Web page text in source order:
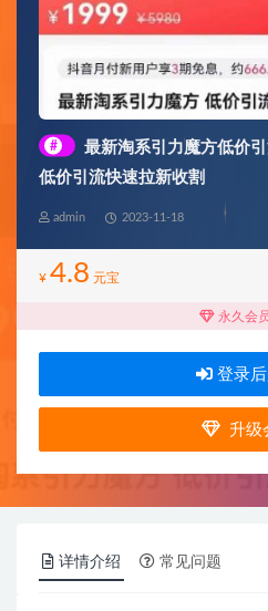
#
最新淘系引力魔方低价
低价引流快速拉新收割
admin 2023-11-18
¥ 4.8 元宝
永久会
登录
升级
详情介绍 常见问题